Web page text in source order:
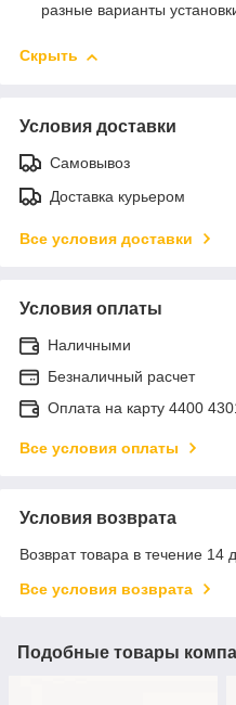
разные варианты
Скрыть
Условия доставки
Самовывоз
Доставка курьером
Все условия доставки
Условия оплаты
Наличными
Безналичный расчет
Оплата на карту 4400
Все условия оплаты
Условия возврата
Возврат товара в течение 14
Все условия возврата
Подобные товары